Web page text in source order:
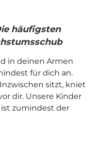
häufigsten
in deinen Armen
für dich an.
sitzt, kniet
dir. Unsere Kinder
ist zumindest der